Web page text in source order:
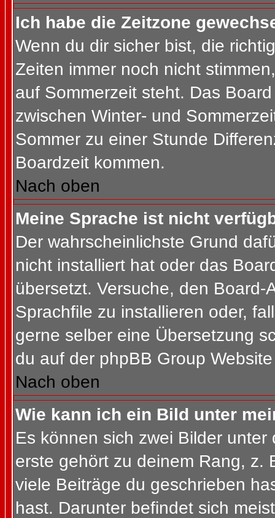
Ich habe die Zeitzone
Wenn du dir sicher bist, die
Zeiten immer noch nicht
auf Sommerzeit steht. Das
zwischen Winter- und
Sommer zu einer Stunde
Boardzeit kommen.
Nach oben
Meine Sprache ist nicht
Der wahrscheinlichste Grund
nicht installiert hat oder das
übersetzt. Versuche, den
Sprachfile zu installieren oder,
gerne selber eine Übersetzung
du auf der phpBB Group
Nach oben
Wie kann ich ein Bild unter
Es können sich zwei Bilder
erste gehört zu deinem Rang, z.
viele Beiträge du geschrieben
hast. Darunter befindet sich